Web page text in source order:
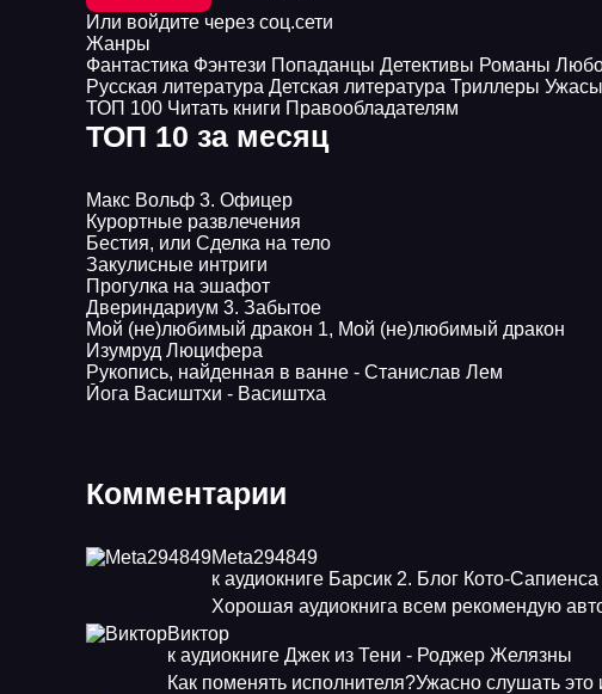
Или войдите через соц.сети
Жанры
Фантастика Фэнтези Попаданцы Детективы Романы
Русская литература Детская литература Триллеры Ужасы
ТОП 100 Читать книги Правообладателям
ТОП 10 за месяц
Макс Вольф 3. Офицер
Курортные развлечения
Бестия, или Сделка на тело
Закулисные интриги
Прогулка на эшафот
Двериндариум 3. Забытое
Мой (не)любимый дракон 1, Мой (не)любимый дракон
Изумруд Люцифера
Рукопись, найденная в ванне - Станислав Лем
Йога Васиштхи - Васиштха
Комментарии
Meta294849
к аудиокниге Барсик 2. Блог Кото-
Хорошая аудиокнига всем рекомендую
Виктор
к аудиокниге Джек из Тени - Роджер Желязны
Как поменять исполнителя?Ужасно слушать это